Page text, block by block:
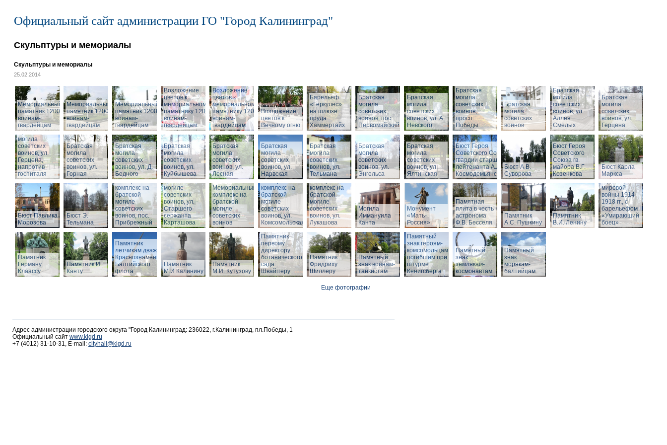
Официальный сайт администрации ГО "Город Калининград"
Скульптуры и мемориалы
Скульптуры и мемориалы
25.02.2014
Мемориальный
памятник 1200
воинам-
гвардейцам
Мемориальный
памятник 1200
воинам-
гвардейцам
Мемориальный
памятник 1200
воинам-
гвардейцам
Возложение
цветов к
мемориальному
памятнику 1200
воинам-
гвардейцам
Возложение
цветов к
мемориальному
памятнику 1200
воинам-
гвардейцам
Возложение
цветов к
Вечному огню
Барельеф
«Геркулес»
на шлюзе
пруда
Хаммертайх
Братская
могила
советских
воинов, пос.
Первомайский
Братская
могила
советских
воинов, ул. А.
Невского
Братская
могила
советских
воинов,
просп.
Победы
Братская
могила
советских
воинов
Братская
могила
советских
воинов, ул.
Аллея
Смелых
Братская
могила
советских
воинов, ул.
Герцена
Братская
могила
советских
воинов, ул.
Герцена,
напротив
госпиталя
Братская
могила
советских
воинов, ул.
Горная
Братская
могила
советских
воинов, ул. Д.
Бедного
Братская
могила
советских
воинов, ул.
Куйбышева
Братская
могила
советских
воинов, ул.
Лесная
Братская
могила
советских
воинов, ул.
Нарвская
Братская
могила
советских
воинов, ул.
Тельмана
Братская
могила
советских
воинов, ул.
Энгельса
Братская
могила
советских
воинов, ул.
Ялтинская
Бюст Героя
Советского Союза
гвардии старшего
лейтенанта А.А.
Космодемьянского
Бюст А.В.
Суворова
Бюст Героя
Советского
Союза гв.
майора В.Г.
Козенкова
Бюст Карла
Маркса
Бюст Павлика
Морозова
Бюст Э.
Тельмана
Мемориальный
комплекс на
братской
могиле
советских
воинов, пос.
Прибрежный
Мемориальный
комплекс на
братской
могиле
советских
воинов, ул.
Старшего
сержанта
Карташова
Мемориальный
комплекс на
братской
могиле
советских
воинов
Мемориальный
комплекс на
братской
могиле
советских
воинов, ул.
Комсомольская
Мемориальный
комплекс на
братской
могиле
советских
воинов, ул.
Лукашова
Могила
Иммануила
Канта
Монумент
«Мать-
Россия»
Памятная
плита в честь
астронома
Ф.В. Бесселя
Памятник
А.С. Пушкину
Памятник
В.И. Ленину
Памятник
воинам,
погибшим в
годы Первой
мировой
войны 1914-
1918 гг., с
барельефом
«Умирающий
боец»
Памятник
Герману
Клаассу
Памятник И.
Канту
Памятник
летчикам дважды
Краснознаменного
Балтийского
флота
Памятник
М.И Калинину
Памятник
М.И. Кутузову
Памятник
первому
директору
ботанического
сада
Швайггеру
Памятник
Фридриху
Шиллеру
Памятный
знак воинам-
танкистам
Памятный
знак героям-
комсомольцам,
погибшим при
штурме
Кенигсберга
Памятный
знак
землякам-
космонавтам
Памятный
знак
морякам-
балтийцам
Еще фотографии
Адрес администрации городского округа "Город Калининград: 236022, г.Калининград, пл.Победы, 1
Официальный сайт www.klgd.ru
+7 (4012) 31-10-31, E-mail: cityhall@klgd.ru